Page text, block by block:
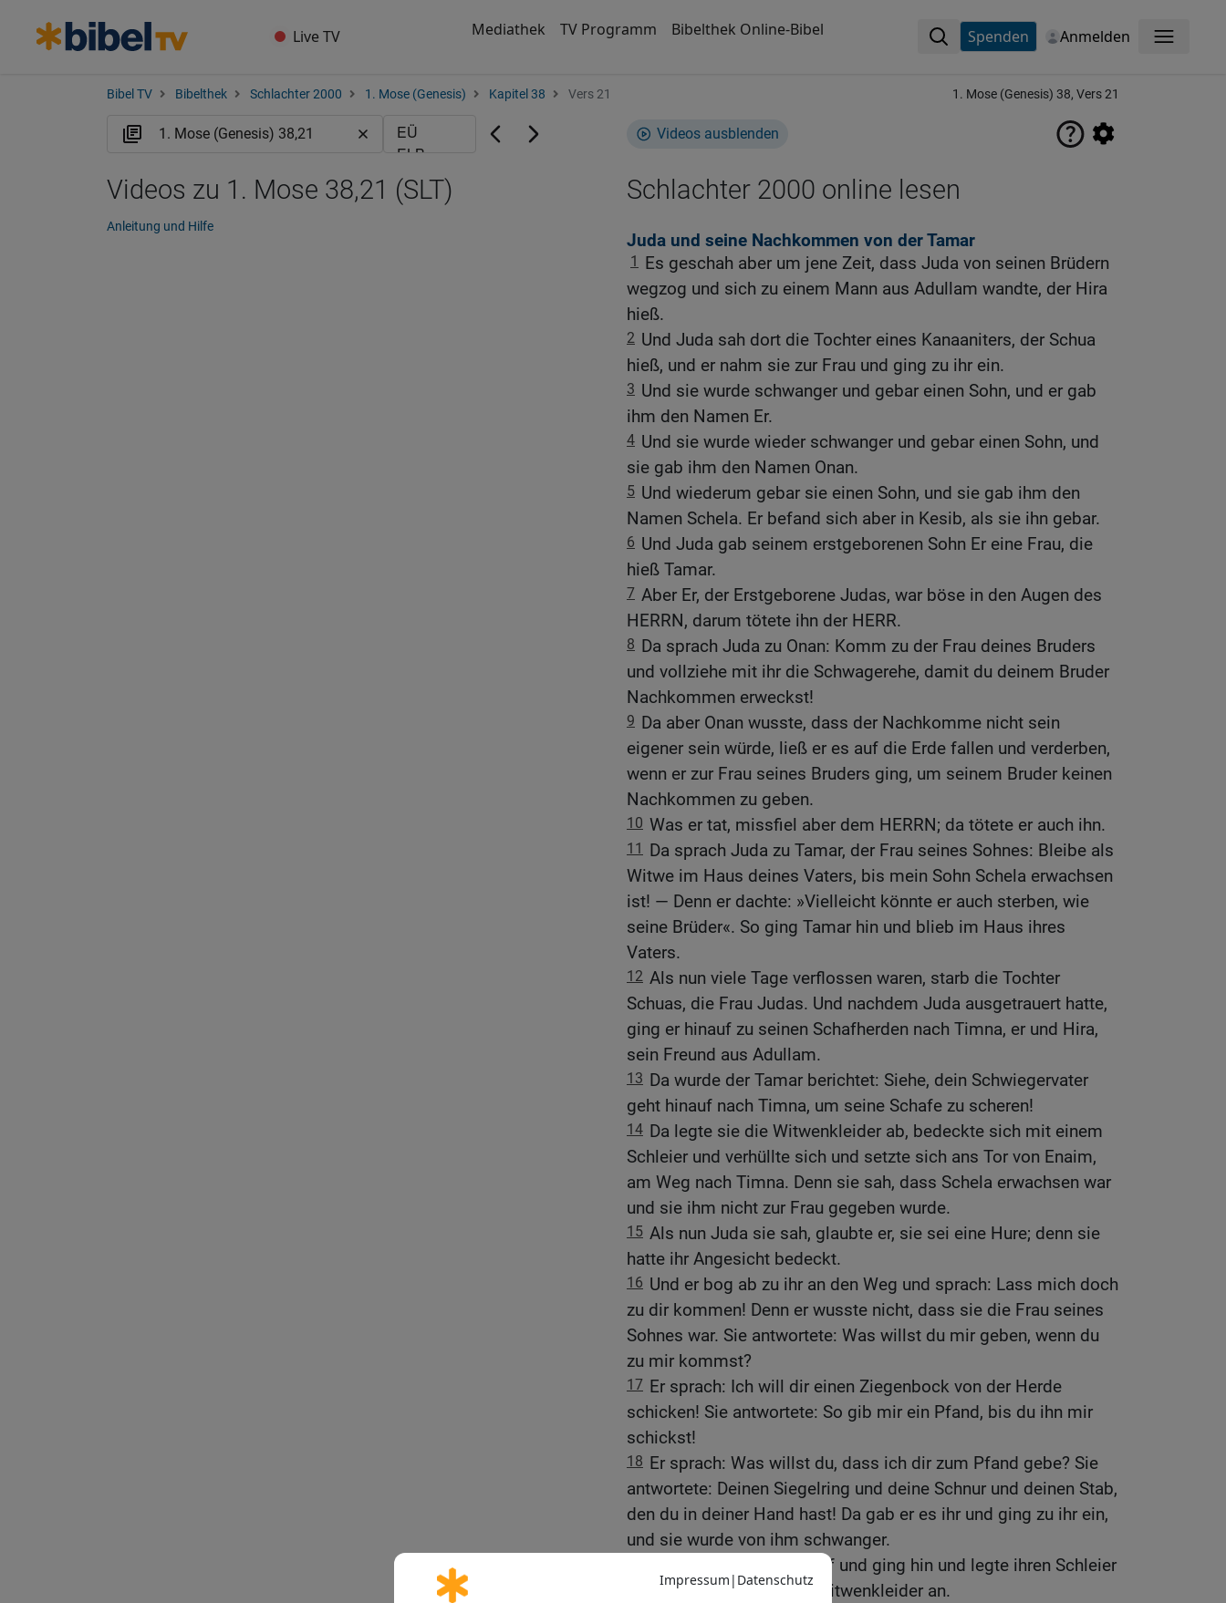
Live TV Mediathek TV Programm Bibelthek Online-Bibel Spenden Anmelden Menü
Bibel TV Bibelthek Schlachter 2000 1. Mose (Genesis) Kapitel 38 Vers 21 1. Mose (Genesis) 38, Vers 21
Videos ausblenden
Schlachter 2000 online lesen
Juda und seine Nachkommen von der Tamar
1
Es geschah aber um jene Zeit, dass Juda von seinen Brüdern
wegzog und sich zu einem Mann aus Adullam wandte, der Hira
hieß.
2 Und Juda sah dort die Tochter eines Kanaaniters, der Schua
hieß, und er nahm sie zur Frau und ging zu ihr ein.
3 Und sie wurde schwanger und gebar einen Sohn, und er gab
ihm den Namen Er.
4 Und sie wurde wieder schwanger und gebar einen Sohn, und
sie gab ihm den Namen Onan.
5 Und wiederum gebar sie einen Sohn, und sie gab ihm den
Namen Schela. Er befand sich aber in Kesib, als sie ihn gebar.
6 Und Juda gab seinem erstgeborenen Sohn Er eine Frau, die
hieß Tamar.
7 Aber Er, der Erstgeborene Judas, war böse in den Augen des
HERRN, darum tötete ihn der HERR.
8 Da sprach Juda zu Onan: Komm zu der Frau deines Bruders
und vollziehe mit ihr die Schwagerehe, damit du deinem Bruder
Nachkommen erweckst!
9 Da aber Onan wusste, dass der Nachkomme nicht sein
eigener sein würde, ließ er es auf die Erde fallen und verderben,
wenn er zur Frau seines Bruders ging, um seinem Bruder keinen
Nachkommen zu geben.
10 Was er tat, missfiel aber dem HERRN; da tötete er auch ihn.
11
Da sprach Juda zu Tamar, der Frau seines Sohnes: Bleibe als
Witwe im Haus deines Vaters, bis mein Sohn Schela erwachsen
ist! — Denn er dachte: »Vielleicht könnte er auch sterben, wie
seine Brüder«. So ging Tamar hin und blieb im Haus ihres
Vaters.
12 Als nun viele Tage verflossen waren, starb die Tochter
Schuas, die Frau Judas. Und nachdem Juda ausgetrauert hatte,
ging er hinauf zu seinen Schafherden nach Timna, er und Hira,
sein Freund aus Adullam.
13 Da wurde der Tamar berichtet: Siehe, dein Schwiegervater
geht hinauf nach Timna, um seine Schafe zu scheren!
14 Da legte sie die Witwenkleider ab, bedeckte sich mit einem
Schleier und verhüllte sich und setzte sich ans Tor von Enaim,
am Weg nach Timna. Denn sie sah, dass Schela erwachsen war
und sie ihm nicht zur Frau gegeben wurde.
15 Als nun Juda sie sah, glaubte er, sie sei eine Hure; denn sie
hatte ihr Angesicht bedeckt.
16 Und er bog ab zu ihr an den Weg und sprach: Lass mich doch
zu dir kommen! Denn er wusste nicht, dass sie die Frau seines
Sohnes war. Sie antwortete: Was willst du mir geben, wenn du
zu mir kommst?
17 Er sprach: Ich will dir einen Ziegenbock von der Herde
schicken! Sie antwortete: So gib mir ein Pfand, bis du ihn mir
schickst!
18 Er sprach: Was willst du, dass ich dir zum Pfand gebe? Sie
antwortete: Deinen Siegelring und deine Schnur und deinen Stab,
den du in deiner Hand hast! Da gab er es ihr und ging zu ihr ein,
und sie wurde von ihm schwanger.
Und sie machte sich auf und ging hin und legte ihren Schleier
ab und legte wieder ihre Witwenkleider an.
Videos zu 1. Mose 38,21 (SLT)
Anleitung und Hilfe